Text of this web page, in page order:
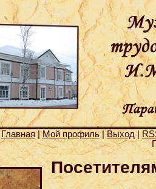
Главная|Мой профиль|Выход |